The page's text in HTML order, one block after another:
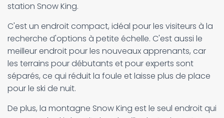
station Snow King.
C'est un endroit compact, idéal pour les visiteurs à la
recherche d'options à petite échelle. C'est aussi le
meilleur endroit pour les nouveaux apprenants, car
les terrains pour débutants et pour experts sont
séparés, ce qui réduit la foule et laisse plus de place
pour le ski de nuit.
De plus, la montagne Snow King est le seul endroit qui